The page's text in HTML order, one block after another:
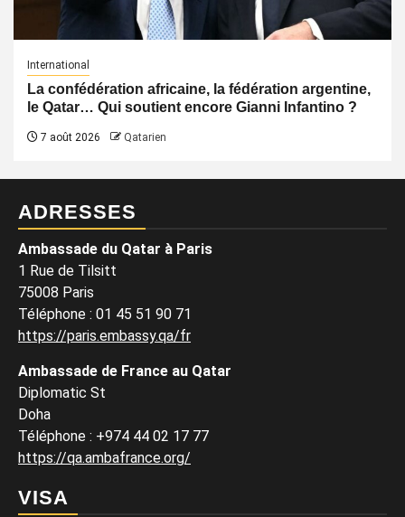
International
La confédération africaine, la fédération argentine,
le Qatar… Qui soutient encore Gianni Infantino ?
7 août 2026 Qatarien
ADRESSES
Ambassade du Qatar à Paris
1 Rue de Tilsitt
75008 Paris
Téléphone : 01 45 51 90 71
https://paris.embassy.qa/fr
Ambassade de France au Qatar
Diplomatic St
Doha
Téléphone : +974 44 02 17 77
https://qa.ambafrance.org/
VISA